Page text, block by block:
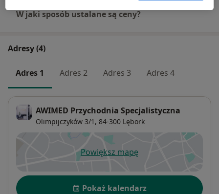
W jaki sposób ustalane są ceny?
Adresy (4)
Adres 1 Adres 2 Adres 3 Adres 4
AWIMED Przychodnia Specjalistyczna
Olimpijczyków 3/1, 84-300 Lębork
Powiększ mapęotwiera się w nowej karcie
Dostępność
Pokaż kalendarz